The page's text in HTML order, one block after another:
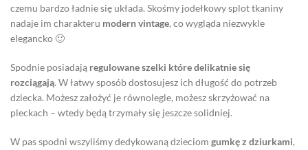
czemu bardzo ładnie się układa. Skośmy jodełkowy splot tkaniny
nadaje im charakteru modern vintage, co wygląda niezwykle
elegancko 🙂
Spodnie posiadają regulowane szelki które delikatnie się
rozciągają. W łatwy sposób dostosujesz ich długość do potrzeb
dziecka. Możesz założyć je równolegle, możesz skrzyżować na
pleckach – wtedy będą trzymały się jeszcze solidniej.
W pas spodni wszyliśmy dedykowaną dzieciom gumkę z dziurkami,